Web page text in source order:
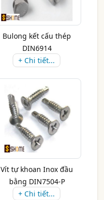
Bulong kết cấu thép
DIN6914
+ Chi tiết...
Vít tự khoan Inox đầu
bằng DIN7504-P
+ Chi tiết...